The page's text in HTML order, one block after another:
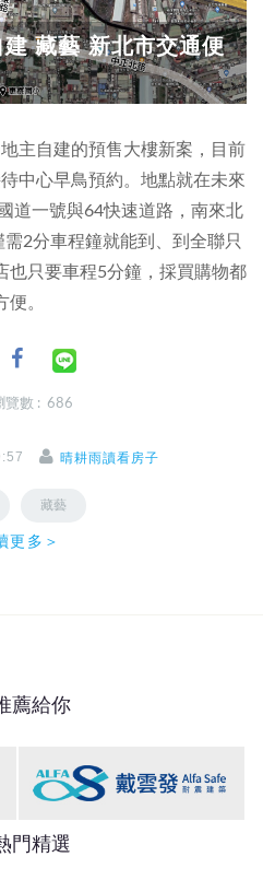
藏藝 新北市交通便
主自建的預售大樓新案，目前
中心早鳥預約。地點就在未來
道一號與64快速道路，南來北
2分車程鐘就能到、到全聯只
也只要車程5分鐘，採買購物都
便。
覽數 : 686
晴耕雨讀看房子
藏藝
更多＞
薦給你
門精選